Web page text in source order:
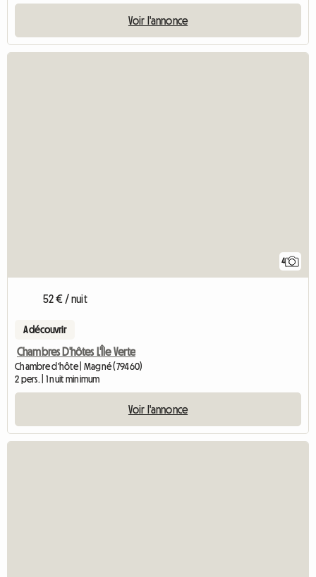
Voir l'annonce
4
52 € / nuit
A découvrir
Chambres D'hôtes L'Île Verte
Chambre d'hôte | Magné (79460)
2 pers. | 1 nuit minimum
Voir l'annonce